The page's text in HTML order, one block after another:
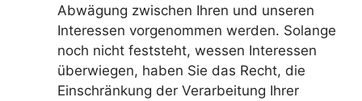
Abwägung zwischen Ihren und unseren
Interessen vorgenommen werden. Solange
noch nicht feststeht, wessen Interessen
überwiegen, haben Sie das Recht, die
Einschränkung der Verarbeitung Ihrer